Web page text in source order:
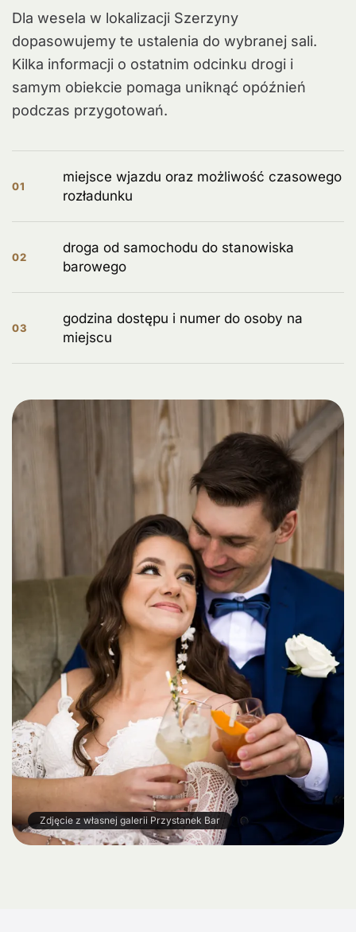
Dla wesela w lokalizacji Szerzyny
dopasowujemy te ustalenia do wybranej sali.
Kilka informacji o ostatnim odcinku drogi i
samym obiekcie pomaga uniknąć opóźnień
podczas przygotowań.
01
miejsce wjazdu oraz możliwość czasowego
rozładunku
02
droga od samochodu do stanowiska
barowego
03
godzina dostępu i numer do osoby na
miejscu
Zdjęcie z własnej galerii Przystanek Bar